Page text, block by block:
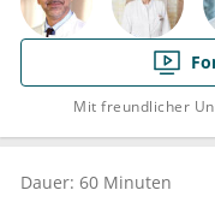
Mit freundlicher
Dauer: 60 Minuten